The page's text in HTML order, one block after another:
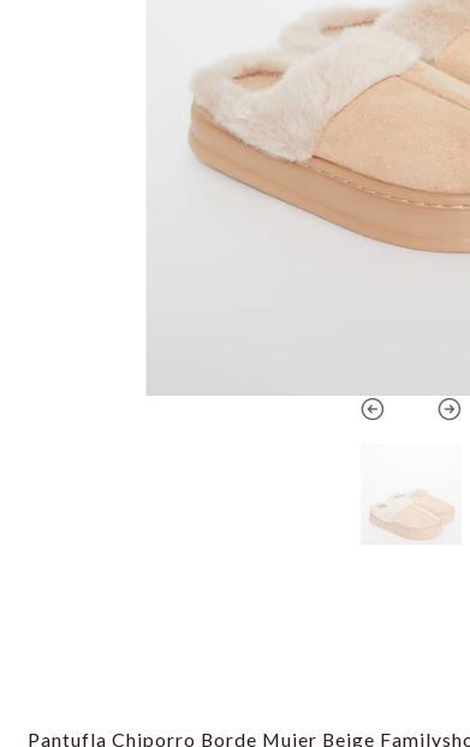
Pantufla Chiporro Borde Mujer Beige